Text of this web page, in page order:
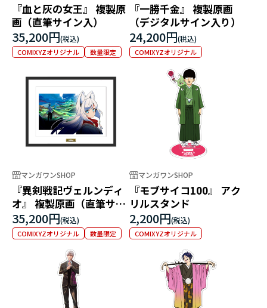
『血と灰の女王』 複製原
画（直筆サイン入）
35,200円
COMIXYZオリジナル 数量限定
『一勝千金』 複製原画
（デジタルサイン入り）
24,200円
COMIXYZオリジナル
マンガワンSHOP
『異剣戦記ヴェルンディ
オ』 複製原画（直筆サイ
ン入）
35,200円
COMIXYZオリジナル 数量限定
マンガワンSHOP
『モブサイコ100』 アク
リルスタンド
2,200円
COMIXYZオリジナル